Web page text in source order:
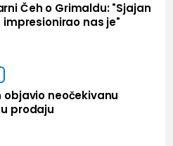
Čeh o Grimaldu: "Sjajan
impresionirao nas je"
objavio neočekivanu
prodaju